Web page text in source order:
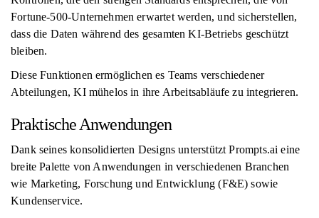
Fortune-500-Unternehmen erwartet werden, und sicherstellen,
dass die Daten während des gesamten KI-Betriebs geschützt
bleiben.
Diese Funktionen ermöglichen es Teams verschiedener
Abteilungen, KI mühelos in ihre Arbeitsabläufe zu integrieren.
Praktische Anwendungen
Dank seines konsolidierten Designs unterstützt Prompts.ai eine
breite Palette von Anwendungen in verschiedenen Branchen
wie Marketing, Forschung und Entwicklung (F&E) sowie
Kundenservice.